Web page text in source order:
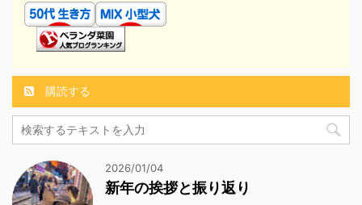
購読する
2026/01/04
新年の挨拶と振り返り